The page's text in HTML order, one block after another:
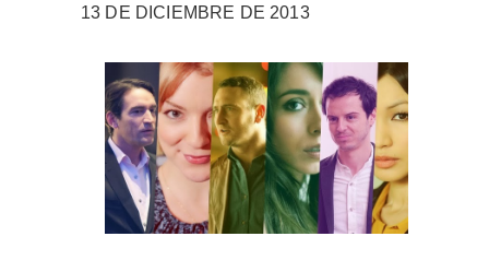
13 DE DICIEMBRE DE 2013